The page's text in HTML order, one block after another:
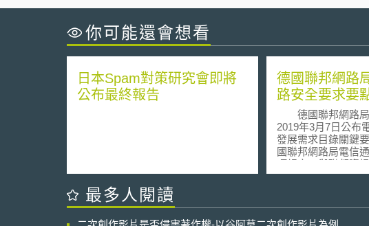
你可能還會想看
日本Spam對策研究會即將
公布最終報告
德國聯邦網路
路安全要求要
德國聯邦網路局
2019年3月7日公布
發展需求目錄關鍵
國聯邦網路局電信
項規定，與聯邦資
和德國聯邦資料保
最多人閱讀